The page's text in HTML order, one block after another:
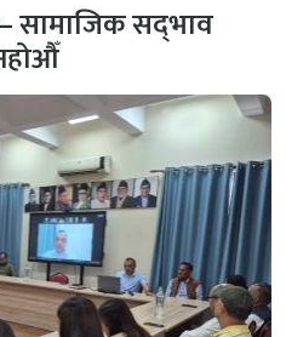
सामाजिक सद्‌भाव